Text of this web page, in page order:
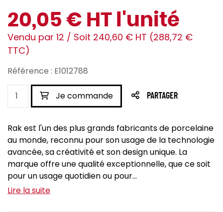
20,05 € HT l'unité
Vendu par 12 / Soit 240,60 € HT (288,72 €
TTC)
Référence : E1012788
Je commande PARTAGER
Rak est l'un des plus grands fabricants de porcelaine
au monde, reconnu pour son usage de la technologie
avancée, sa créativité et son design unique. La
marque offre une qualité exceptionnelle, que ce soit
pour un usage quotidien ou pour...
Lire la suite